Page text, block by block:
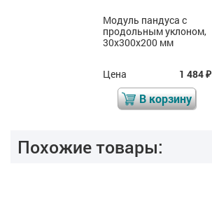
Модуль пандуса с
продольным уклоном,
30х300х200 мм
Цена 1 484₽
В корзину
Похожие товары: